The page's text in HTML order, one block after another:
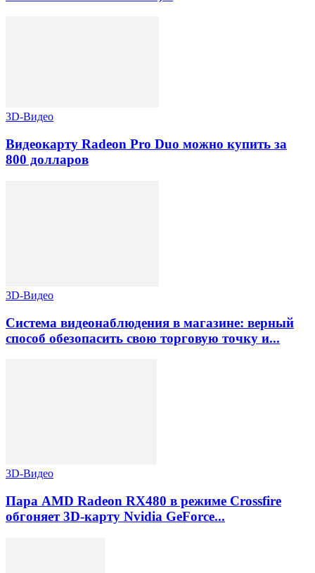
3D-Видео
Видеокарту Radeon Pro Duo можно купить за
800 долларов
3D-Видео
Система видеонаблюдения в магазине: верный
способ обезопасить свою торговую точку и...
3D-Видео
Пара AMD Radeon RX480 в режиме Crossfire
обгоняет 3D-карту Nvidia GeForce...